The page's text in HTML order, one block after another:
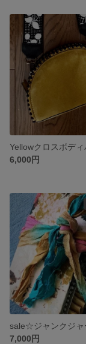
6,000円
7,000円